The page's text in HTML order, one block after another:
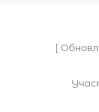
[